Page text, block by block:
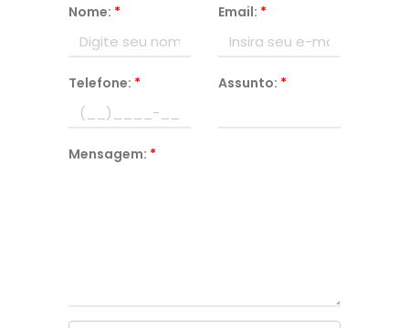
Nome: * Email: *
Telefone: * Assunto: *
Mensagem: *